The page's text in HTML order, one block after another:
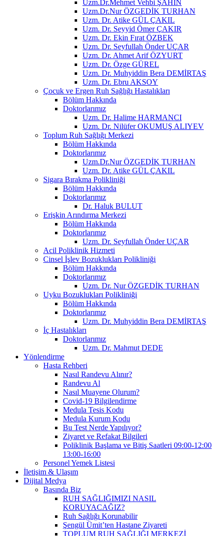
Uzm.Dr.Mehmet Vehbi ŞAHİN
Uzm.Dr.Nur ÖZGEDİK TURHAN
Uzm. Dr. Atike GÜL ÇAKIL
Uzm. Dr. Seyyid Ömer ÇAKIR
Uzm. Dr. Ekin Fırat ÖZBEK
Uzm. Dr. Seyfullah Önder UÇAR
Uzm. Dr. Ahmet Arif ÖZYURT
Uzm. Dr. Özge GÜREL
Uzm. Dr. Muhyiddin Bera DEMİRTAŞ
Uzm. Dr. Ebru AKSOY
Çocuk ve Ergen Ruh Sağlığı Hastalıkları
Bölüm Hakkında
Doktorlarımız
Uzm. Dr. Halime HARMANCI
Uzm. Dr. Nilüfer OKUMUŞ ALIYEV
Toplum Ruh Sağlığı Merkezi
Bölüm Hakkında
Doktorlarımız
Uzm.Dr.Nur ÖZGEDİK TURHAN
Uzm. Dr. Atike GÜL ÇAKIL
Sigara Bırakma Polikliniği
Bölüm Hakkında
Doktorlarımız
Dr. Haluk BULUT
Erişkin Arındırma Merkezi
Bölüm Hakkında
Doktorlarımız
Uzm. Dr. Seyfullah Önder UÇAR
Acil Poliklinik Hizmeti
Cinsel İşlev Bozuklukları Polikliniği
Bölüm Hakkında
Doktorlarımız
Uzm. Dr. Nur ÖZGEDİK TURHAN
Uyku Bozuklukları Polikliniği
Bölüm Hakkında
Doktorlarımız
Uzm. Dr. Muhyiddin Bera DEMİRTAŞ
İç Hastalıkları
Doktorlarımız
Uzm. Dr. Mahmut DEDE
Yönlendirme
Hasta Rehberi
Nasıl Randevu Alınır?
Randevu Al
Nasıl Muayene Olurum?
Covid-19 Bilgilendirme
Medula Tesis Kodu
Medula Kurum Kodu
Bu Test Nerde Yapılıyor?
Ziyaret ve Refakat Bilgileri
Poliklinik Başlama ve Bitiş Saatleri 09:00-12:00
13:00-16:00
Personel Yemek Listesi
İletişim & Ulaşım
Dijital Medya
Basında Biz
RUH SAĞLIĞIMIZI NASIL
KORUYACAĞIZ?
Ruh Sağlığı Korunabilir
Şengül Ümit’ten Hastane Ziyareti
TOPLUM RUH SAĞLIĞI MERKEZİ